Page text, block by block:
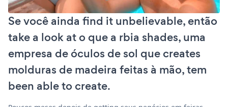
Se você ainda find it unbelievable, então
take a look at o que a rbia shades, uma
empresa de óculos de sol que creates
molduras de madeira feitas à mão, tem
been able to create.